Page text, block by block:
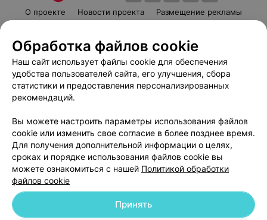
О проекте Новости проекта
Размещение рекламы
Пользовательское соглашение
Способы оплаты
Вакансии
Партнеры
Написать руководителю 103.by
Обработка персональных данных
© 2026 ООО «Артокс Лаб», УНП 191700409
| 220012, Республика Беларусь,
Обработка файлов cookie
Наш сайт использует файлы cookie для обеспечения
удобства пользователей сайта, его улучшения, сбора
статистики и предоставления персонализированных
рекомендаций.
Вы можете настроить параметры использования файлов
cookie или изменить свое согласие в более позднее время.
Для получения дополнительной информации о целях,
сроках и порядке использования файлов cookie вы
можете ознакомиться с нашей Политикой обработки
файлов cookie
Принять